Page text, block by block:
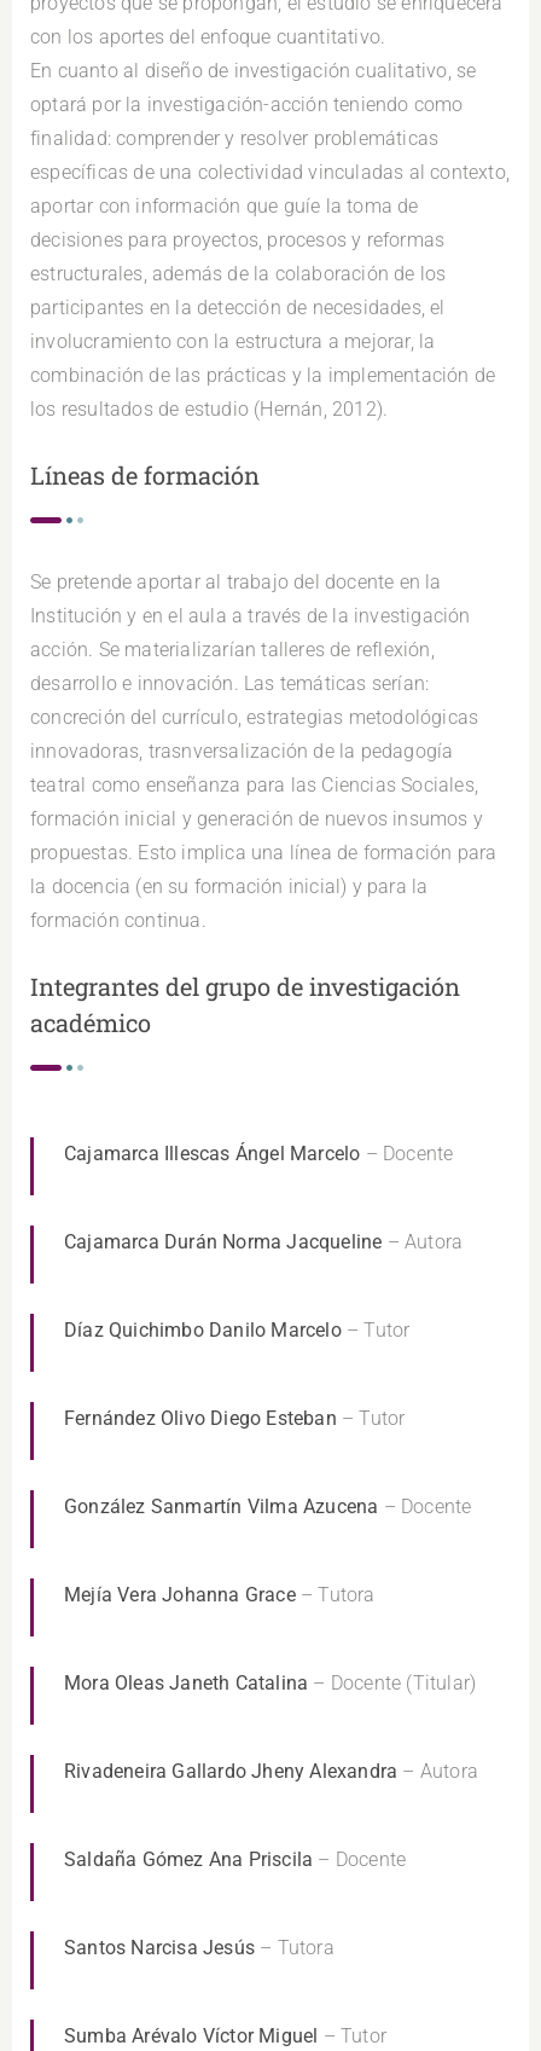
con los aportes del enfoque cuantitativo.
En cuanto al diseño de investigación cualitativo, se
optará por la investigación-acción teniendo como
finalidad: comprender y resolver problemáticas
específicas de una colectividad vinculadas al contexto,
aportar con información que guíe la toma de
decisiones para proyectos, procesos y reformas
estructurales, además de la colaboración de los
participantes en la detección de necesidades, el
involucramiento con la estructura a mejorar, la
combinación de las prácticas y la implementación de
los resultados de estudio (Hernán, 2012).
Líneas de formación
Se pretende aportar al trabajo del docente en la
Institución y en el aula a través de la investigación
acción. Se materializarían talleres de reflexión,
desarrollo e innovación. Las temáticas serían:
concreción del currículo, estrategias metodológicas
innovadoras, trasnversalización de la pedagogía
teatral como enseñanza para las Ciencias Sociales,
formación inicial y generación de nuevos insumos y
propuestas. Esto implica una línea de formación para
la docencia (en su formación inicial) y para la
formación continua.
Integrantes del grupo de investigación
académico
Cajamarca Illescas Ángel Marcelo – Docente
Cajamarca Durán Norma Jacqueline – Autora
Díaz Quichimbo Danilo Marcelo– Tutor
Fernández Olivo Diego Esteban – Tutor
González Sanmartín Vilma Azucena – Docente
Mejía Vera Johanna Grace– Tutora
Mora Oleas Janeth Catalina – Docente (Titular)
Rivadeneira Gallardo Jheny Alexandra – Autora
Saldaña Gómez Ana Priscila – Docente
Santos Narcisa Jesús – Tutora
Sumba Arévalo Víctor Miguel – Tutor